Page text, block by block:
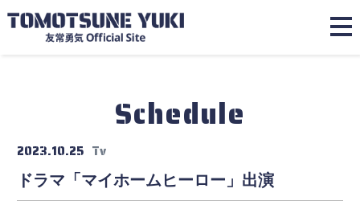
Schedule
2023.10.25 Tv
ドラマ「マイホームヒーロー」出演